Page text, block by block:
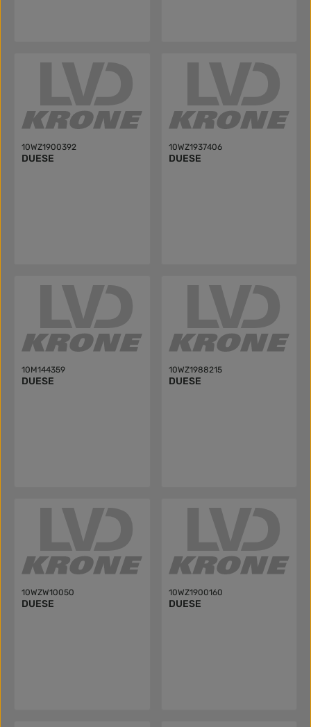
10WZ1900392
DUESE
10WZ1937406
DUESE
10M144359
DUESE
10WZ1988215
DUESE
10WZW10050
DUESE
10WZ1900160
DUESE